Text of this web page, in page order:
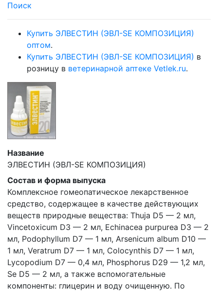
Поиск
Купить ЭЛВЕСТИН (ЭВЛ-SE КОМПОЗИЦИЯ)
оптом.
Купить ЭЛВЕСТИН (ЭВЛ-SE КОМПОЗИЦИЯ) в
розницу в ветеринарной аптеке Vetlek.ru.
Название
ЭЛВЕСТИН (ЭВЛ-SE КОМПОЗИЦИЯ)
Состав и форма выпуска
Комплексное гомеопатическое лекарственное
средство, содержащее в качестве действующих
веществ природные вещества: Thuja D5 — 2 мл,
Vincetoxicum D3 — 2 мл, Echinacea purpurea D3 — 2
мл, Podophyllum D7 — 1 мл, Arsenicum album D10 —
1 мл, Veratrum D7 — 1 мл, Colocynthis D7 — 1 мл,
Lycopodium D7 — 0,4 мл, Phosphorus D29 — 1,2 мл,
Se D5 — 2 мл, а также вспомогательные
компоненты: глицерин и воду очищенную. По